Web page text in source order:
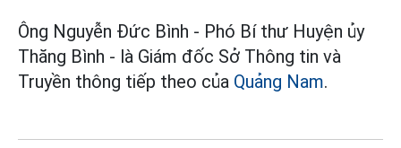
Ông Nguyễn Đức Bình - Phó Bí thư Huyện ủy
Thăng Bình - là Giám đốc Sở Thông tin và
Truyền thông tiếp theo của Quảng Nam.